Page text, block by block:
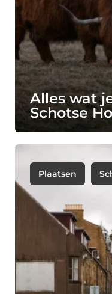
Alles wat
Schotse
Plaatsen